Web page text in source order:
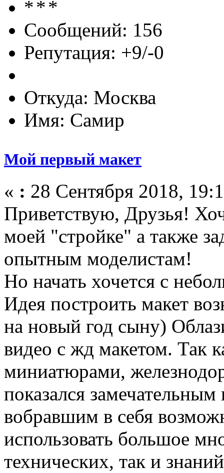
Сообщений: 156
Репутация: +9/-0
Откуда: Москва
Имя: Самир
Мой первый макет
« : 28 Сентября 2018,
Приветствую, Друзья!
моей "стройке" а также
опытным моделистам!
Но начать хочется с
Идея построить макет
на новый год сыну)
видео с жд макетом. Так
миниатюрами,
показался
вобравшим в себя
использовать большое
технических, так и